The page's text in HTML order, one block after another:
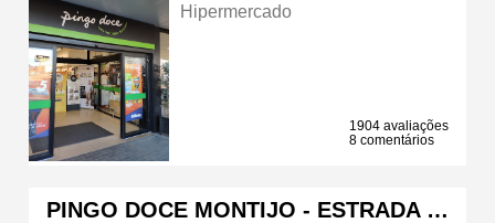
Hipermercado
1904 avaliações
8 comentários
PINGO DOCE MONTIJO - ESTRADA …